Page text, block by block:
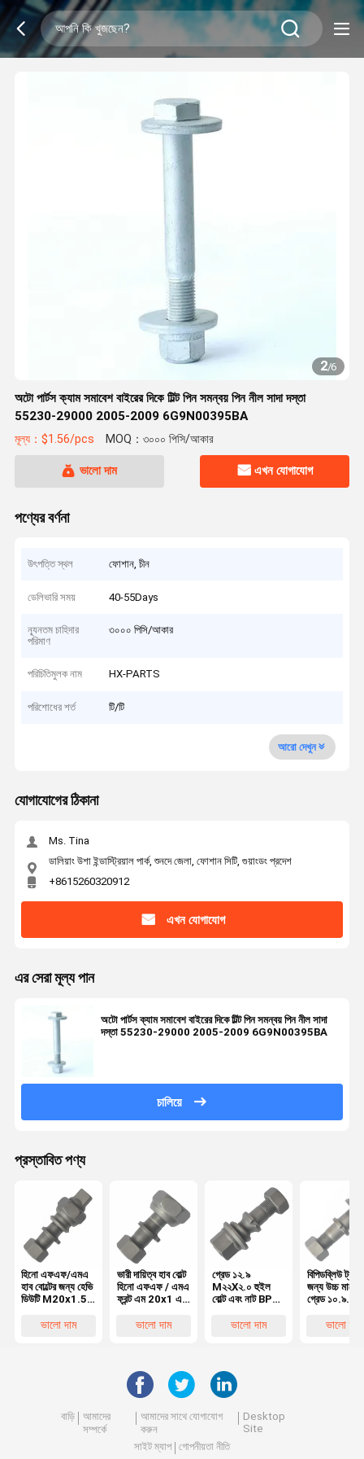
2/6
অটো পার্টস ক্যাম সমাবেশ বাইরের দিকে টিল্ট পিন সমন্বয় পিন নীল সাদা দস্তা
55230-29000 2005-2009 6G9N00395BA
মূল্য：$1.56/pcs MOQ：৩০০০ পিসি/আকার
ভালো দাম এখন যোগাযোগ
পণ্যের বর্ণনা
উৎপত্তি স্থল ফোশান, চীন
ডেলিভারি সময় 40-55Days
ন্যূনতম চাহিদার
পরিমাণ
৩০০০ পিসি/আকার
পরিচিতিমুলক নাম HX-PARTS
পরিশোধের শর্ত টি/টি
আরো দেখুন
যোগাযোগের ঠিকানা
Ms. Tina
ডালিয়াং উশা ইন্ডাস্ট্রিয়াল পার্ক, শুনদে জেলা, ফোশান সিটি, গুয়াংডং প্রদেশ
+8615260320912
এখন যোগাযোগ
এর সেরা মূল্য পান
অটো পার্টস ক্যাম সমাবেশ বাইরের দিকে টিল্ট পিন সমন্বয় পিন নীল সাদা
দস্তা 55230-29000 2005-2009 6G9N00395BA
চালিয়ে
প্রস্তাবিত পণ্য
হিনো এফএফ/এমএ
হাব বোল্টের জন্য হেভি
ডিউটি M20x1.5
হিনো ট্রাকের জন্য
ভালো দাম
ভারী দায়িত্ব হাব বোল্ট
হিনো এফএফ / এমএ
ফ্রন্ট এম 20x1 এর
ভালো দাম
গ্রেড ১২.৯
M২২X২.০ হুইল
বোল্ট এবং নাট BPW
OEM0329613170
ভালো দাম
বিপিডব্লিউ
জন্য উচ্চ মানের
গ্রেড ১০.৯
বোল্ট OEM
ভালো দাম
বাড়ি
আমাদের
সম্পর্কে
আমাদের সাথে যোগাযোগ
করুন
Desktop
Site
সাইট ম্যাপ
গোপনীয়তা নীতি